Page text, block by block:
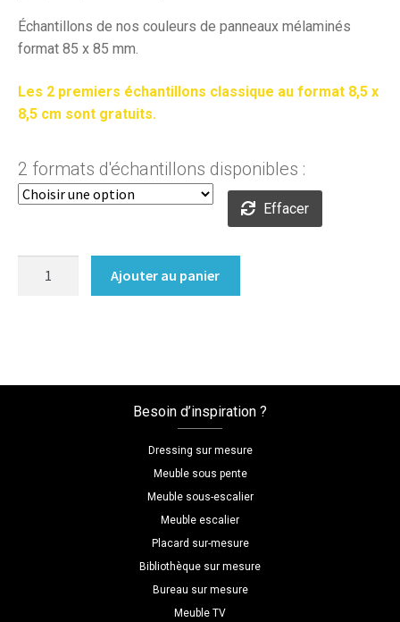
prix :
à
Échantillons de nos couleurs de panneaux mélaminés
format 85 x 85 mm.
Les 2 premiers échantillons classique au format 8,5 x
8,5 cm sont gratuits.
2 formats d'échantillons disponibles :
Effacer
Ajouter au panier
Besoin d’inspiration ?
Dressing sur mesure
Meuble sous pente
Meuble sous-escalier
Meuble escalier
Placard sur-mesure
Bibliothèque sur mesure
Bureau sur mesure
Meuble TV